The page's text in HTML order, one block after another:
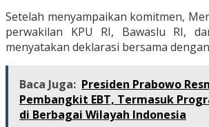
Setelah menyampaikan komitmen,
perwakilan KPU RI, Bawaslu RI,
menyatakan deklarasi bersama
Baca Juga: Presiden Prabowo
Pembangkit EBT, Termasuk
di Berbagai Wilayah Indonesia